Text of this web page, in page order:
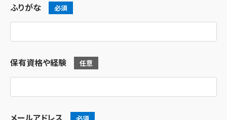
ふりがな 必須
保有資格や経験 任意
メールアドレス